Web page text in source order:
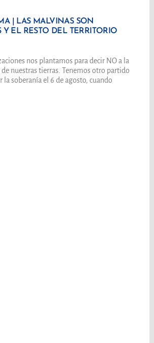
| LAS MALVINAS SON
Y EL RESTO DEL TERRITORIO
nos plantamos para decir NO a la
nuestras tierras. Tenemos otro partido
soberanía el 6 de agosto, cuando